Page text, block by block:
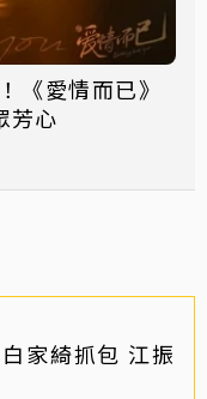
《愛情而已》
芳心
家綺抓包 江振